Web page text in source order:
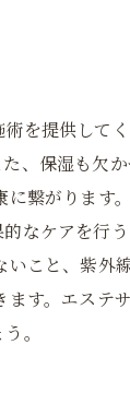
を提供して
、保湿も欠
繋がります
なケアを行
こと、紫外
す。エステ
。